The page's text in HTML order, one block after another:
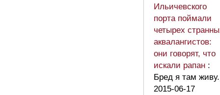
Ильичевского
порта поймали
четырех
аквалангистов:
они говорят, что
искали рапан :
Бред я там живу.
2015-06-17